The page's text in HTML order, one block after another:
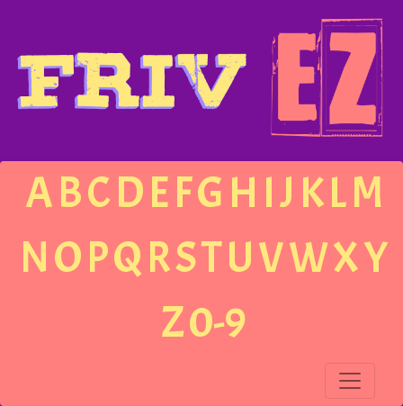
ABCDEFGH IJ KLM
NOPQRSTUVWXY
Z0-9